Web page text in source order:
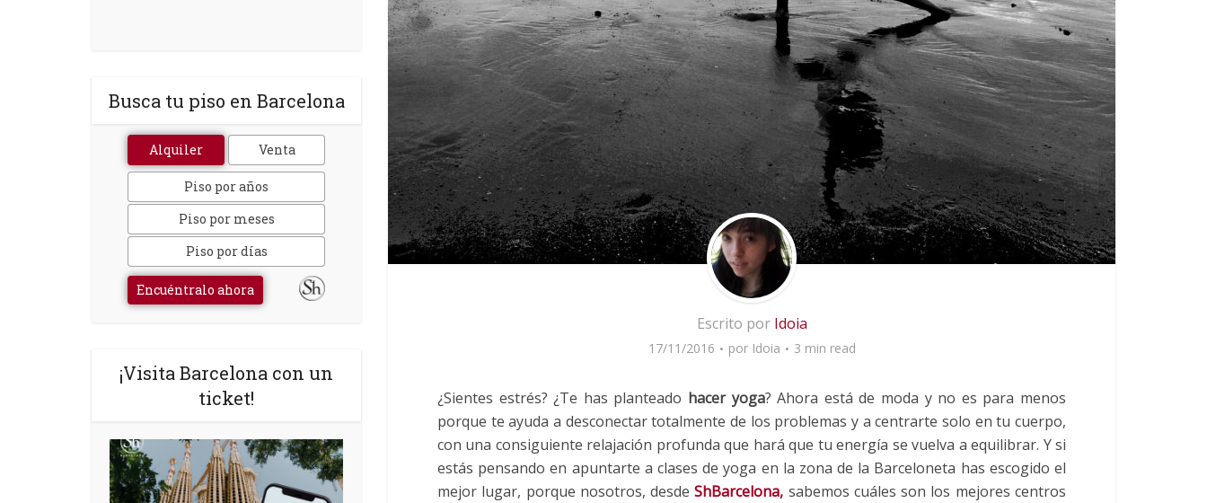
Busca tu piso en Barcelona
Alquiler Venta
Piso por años
Piso por meses
Piso por días
Encuéntralo ahora
¡Visita Barcelona con un
ticket!
Escrito por Idoia
17/11/2016 por Idoia 3 min read
¿Sientes estrés? ¿Te has planteado hacer yoga? Ahora está de moda y no es para menos
porque te ayuda a desconectar totalmente de los problemas y a centrarte solo en tu cuerpo,
con una consiguiente relajación profunda que hará que tu energía se vuelva a equilibrar. Y si
estás pensando en apuntarte a clases de yoga en la zona de la Barceloneta has escogido el
mejor lugar, porque nosotros, desde ShBarcelona, sabemos cuáles son los mejores centros